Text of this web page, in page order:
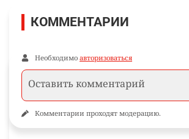
КОММЕНТАРИИ
Необходимо авторизоваться
Комментарии проходят модерацию.